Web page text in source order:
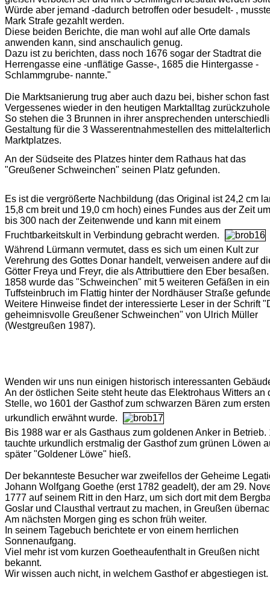
Würde aber jemand -dadurch betroffen oder besudelt- ,
Mark Strafe gezahlt werden.
Diese beiden Berichte, die man wohl auf alle Orte damals
anwenden kann, sind anschaulich genug.
Dazu ist zu berichten, dass noch 1676 sogar der Stadtrat die
Herrengasse eine -unflätige Gasse-, 1685 die Hintergasse -
Schlammgrube- nannte."
Die Marktsanierung trug aber auch dazu bei, bisher schon fast
Vergessenes wieder in den heutigen Marktalltag
So stehen die 3 Brunnen in ihrer ansprechenden
Gestaltung für die 3 Wasserentnahmestellen des
Marktplatzes.
An der Südseite des Platzes hinter dem Rathaus hat das
"Greußener Schweinchen" seinen Platz gefunden.
Es ist die vergrößerte Nachbildung (das Original ist 24,2 cm
15,8 cm breit und 19,0 cm hoch) eines Fundes aus der Zeit
bis 300 nach der Zeitenwende und kann mit einem
Fruchtbarkeitskult in Verbindung gebracht werden.
Während Lürmann vermutet, dass es sich um einen Kult zur
Verehrung des Gottes Donar handelt, verweisen andere auf
Götter Freya und Freyr, die als Attributtiere den Eber besaßen.
1858 wurde das "Schweinchen" mit 5 weiteren Gefäßen in
Tuffsteinbruch im Flattig hinter der Nordhäuser Straße
Weitere Hinweise findet der interessierte Leser in der Schrift
geheimnisvolle Greußener Schweinchen" von Ulrich Müller
(Westgreußen 1987).
Wenden wir uns nun einigen historisch interessanten
An der östlichen Seite steht heute das Elektrohaus Witters an
Stelle, wo 1601 der Gasthof zum schwarzen Bären zum
urkundlich erwähnt wurde.
Bis 1988 war er als Gasthaus zum goldenen Anker in Betrieb.
tauchte urkundlich erstmalig der Gasthof zum grünen Löwen
später "Goldener Löwe" hieß.
Der bekannteste Besucher war zweifellos der Geheime
Johann Wolfgang Goethe (erst 1782 geadelt), der am 29.
1777 auf seinem Ritt in den Harz, um sich dort mit dem
Goslar und Clausthal vertraut zu machen, in Greußen
Am nächsten Morgen ging es schon früh weiter.
In seinem Tagebuch berichtete er von einem herrlichen
Sonnenaufgang.
Viel mehr ist vom kurzen Goetheaufenthalt in Greußen nicht
bekannt.
Wir wissen auch nicht, in welchem Gasthof er abgestiegen ist.